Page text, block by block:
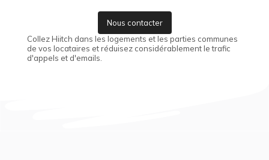
Nous contacter
Collez Hiitch dans les logements et les parties communes
de vos locataires et réduisez considérablement le trafic
d'appels et d'emails.